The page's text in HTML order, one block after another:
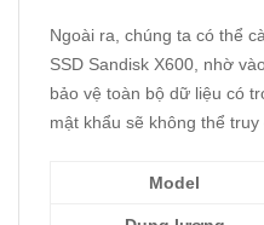
Ngoài ra, chúng ta có thể
SSD Sandisk X600, nhờ
bảo vệ toàn bộ dữ liệu có
mật khẩu sẽ không thể truy
Model